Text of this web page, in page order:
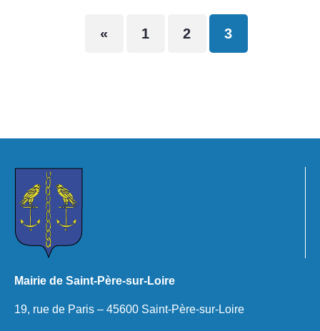
« 1 2 3
Mairie de Saint-Père-sur-Loire
19, rue de Paris – 45600 Saint-Père-sur-Loire